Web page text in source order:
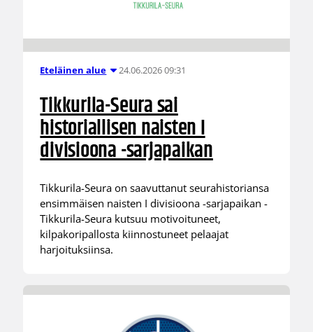
Eteläinen alue 24.06.2026 09:31
Tikkurila-Seura sai
historiallisen naisten I
divisioona -sarjapaikan
Tikkurila-Seura on saavuttanut seurahistoriansa
ensimmäisen naisten I divisioona -sarjapaikan -
Tikkurila-Seura kutsuu motivoituneet,
kilpakoripallosta kiinnostuneet pelaajat
harjoituksiinsa.